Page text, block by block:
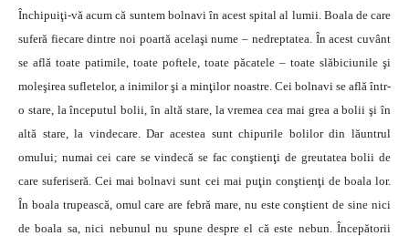
Închipuiţi-vă acum că suntem bolnavi în acest spital al lumii. Boala de care
suferă fiecare dintre noi poartă acelaşi nume – nedreptatea. În acest cuvânt
se află toate patimile, toate poftele, toate păcatele – toate slăbiciunile şi
moleşirea sufletelor, a inimilor şi a minţilor noastre. Cei bolnavi se află într-
o stare, la începutul bolii, în altă stare, la vremea cea mai grea a bolii şi în
altă stare, la vindecare. Dar acestea sunt chipurile bolilor din lăuntrul
omului; numai cei care se vindecă se fac conştienţi de greutatea bolii de
care suferiseră. Cei mai bolnavi sunt cei mai puţin conştienţi de boala lor.
În boala trupească, omul care are febră mare, nu este conştient de sine nici
de boala sa, nici nebunul nu spune despre el că este nebun. Începătorii